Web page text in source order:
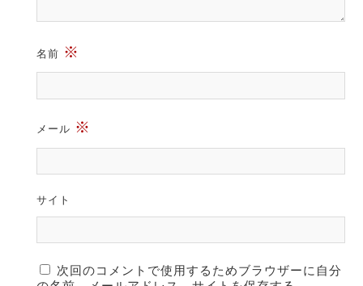
名前 ※
メール ※
サイト
次回のコメントで使用するためブラウザーに自分